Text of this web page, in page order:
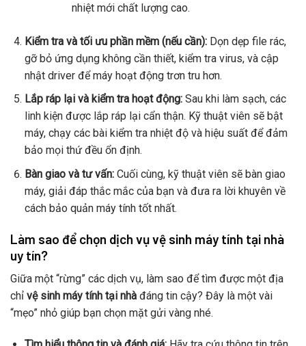
nhiệt mới chất lượng cao.
Kiểm tra và tối ưu phần mềm (nếu cần):Dọn dẹp file rác,
gỡ bỏ ứng dụng không cần thiết, kiểm tra virus, và cập
nhật driver để máy hoạt động trơn tru hơn.
Lắp ráp lại và kiểm tra hoạt động:Sau khi làm sạch, các
linh kiện được lắp ráp lại cẩn thận. Kỹ thuật viên sẽ bật
máy, chạy các bài kiểm tra nhiệt độ và hiệu suất để đảm
bảo mọi thứ đều ổn định.
Bàn giao và tư vấn:Cuối cùng, kỹ thuật viên sẽ bàn giao
máy, giải đáp thắc mắc của bạn và đưa ra lời khuyên về
cách bảo quản máy tính tốt nhất.
Làm sao để chọn dịch vụ vệ sinh máy tính tại nhà
uy tín?
Giữa một “rừng” các dịch vụ, làm sao để tìm được một địa
chỉ vệ sinh máy tính tại nhà đáng tin cậy? Đây là một vài
“mẹo” nhỏ giúp bạn chọn mặt gửi vàng nhé.